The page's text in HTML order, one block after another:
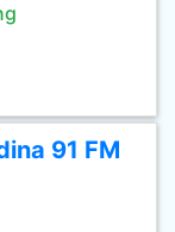
91 FM